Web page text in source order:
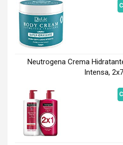
Neutrogena Crema
Intensa,